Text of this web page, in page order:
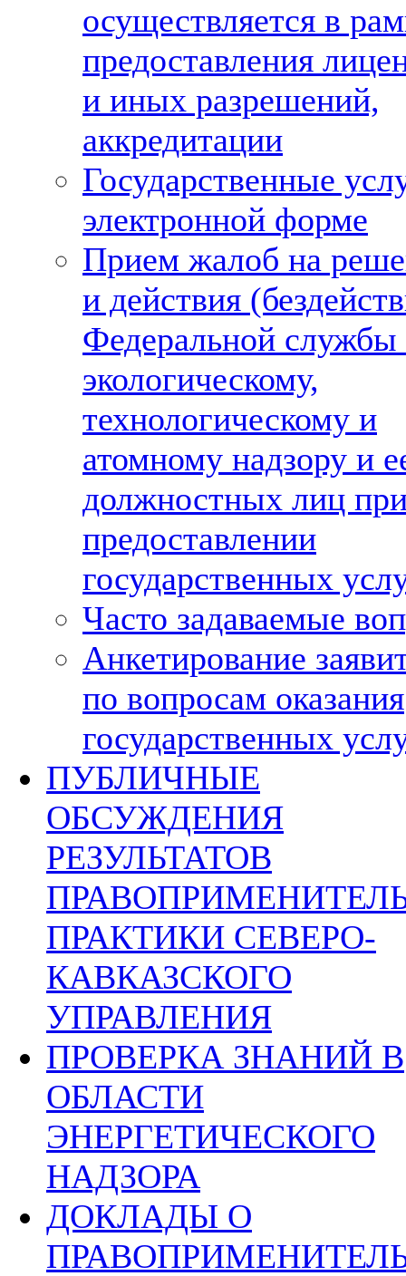
осуществляется в
предоставления
и иных разрешений,
аккредитации
Государственные
электронной форме
Прием жалоб на
и действия
Федеральной службы
экологическому,
технологическому и
атомному надзору и
должностных лиц
предоставлении
государственных
Часто задаваемые
Анкетирование
по вопросам оказания
государственных
ПУБЛИЧНЫЕ
ОБСУЖДЕНИЯ
РЕЗУЛЬТАТОВ
ПРАКТИКИ СЕВЕРО-
КАВКАЗСКОГО
УПРАВЛЕНИЯ
ПРОВЕРКА ЗНАНИЙ В
ОБЛАСТИ
ЭНЕРГЕТИЧЕСКОГО
НАДЗОРА
ДОКЛАДЫ О